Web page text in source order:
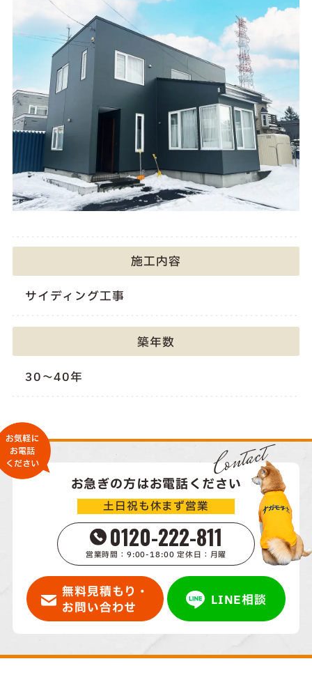
施工内容
サイディング工事
築年数
30～40年
Contact
お急ぎの方はお電話ください
土日祝も休まず営業
0120-222-811
営業時間：9:00-18:00 定休日：月曜
無料見積もり・
お問い合わせ
LINE相談